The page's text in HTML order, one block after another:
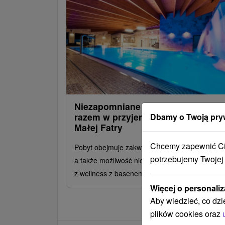
Niezapomniane chwile spędzone
razem w przyjemnym otoczeniu
Małej Fatry
Pobyt obejmuje zakwaterowanie z
a także możliwość nieograniczonego
z wellness z basenem dla dzieci i fitness.
Dbamy o Twoją
Chcemy zapewnić
potrzebujemy
Więcej o
Aby wiedzieć, co
plików cookies oraz